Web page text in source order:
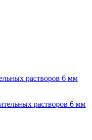
растворов 6 мм